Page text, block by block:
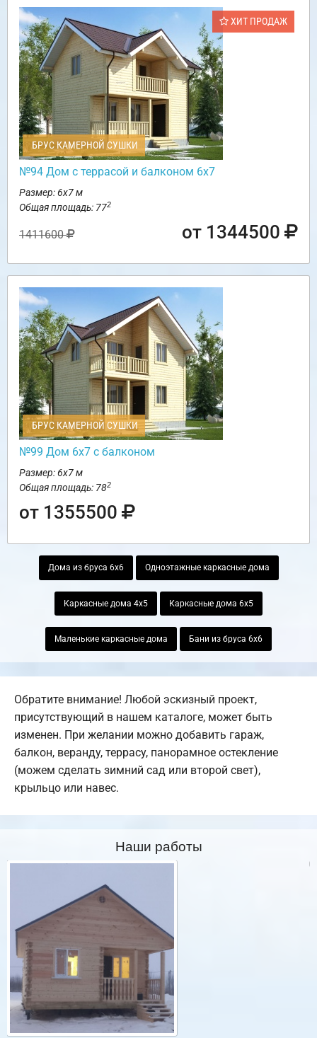
ХИТ ПРОДАЖ
БРУС КАМЕРНОЙ СУШКИ
№94 Дом с террасой и балконом 6х7
Размер: 6х7 м
Общая площадь: 772
1411600 от 1344500
БРУС КАМЕРНОЙ СУШКИ
№99 Дом 6х7 с балконом
Размер: 6х7 м
Общая площадь: 782
от 1355500
Дома из бруса 6х6 Одноэтажные каркасные дома
Каркасные дома 4х5 Каркасные дома 6х5
Маленькие каркасные дома Бани из бруса 6х6
Обратите внимание! Любой эскизный проект,
присутствующий в нашем каталоге, может быть
изменен. При желании можно добавить гараж,
балкон, веранду, террасу, панорамное остекление
(можем сделать зимний сад или второй свет),
крыльцо или навес.
Наши работы